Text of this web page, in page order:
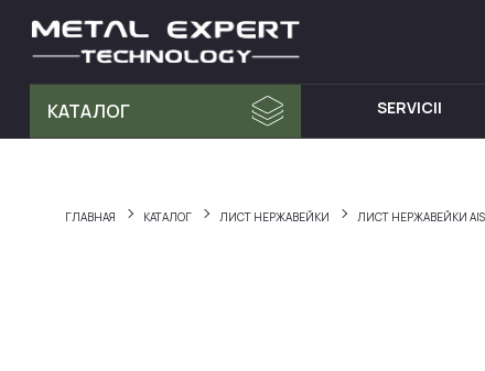
КАТАЛОГ SERVICII
Dulapuri
ГЛАВНАЯ КАТАЛОГ ЛИСТ НЕРЖАВЕЙКИ ЛИСТ НЕРЖАВЕЙКИ